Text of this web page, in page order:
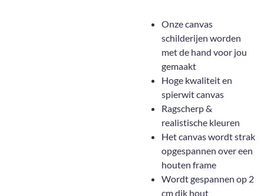
Onze canvas
schilderijen worden
met de hand voor jou
gemaakt
Hoge kwaliteit en
spierwit canvas
Ragscherp &
realistische kleuren
Het canvas wordt strak
opgespannen over een
houten frame
Wordt gespannen op 2
cm dik hout